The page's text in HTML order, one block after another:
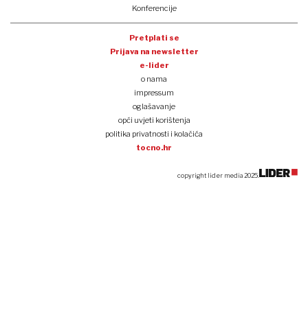
Konferencije
Pretplati se
Prijava na newsletter
e-lider
o nama
impressum
oglašavanje
opći uvjeti korištenja
politika privatnosti i kolačića
tocno.hr
copyright lider media 2025.